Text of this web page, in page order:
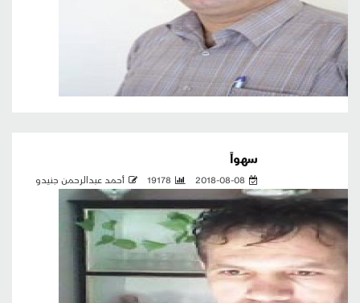
سهواً
2018-08-08
19178 أحمد عبدالرحمن جنيدو